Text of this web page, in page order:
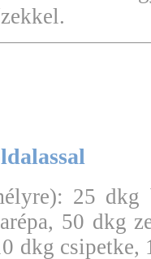
25
50 dkg
dkg